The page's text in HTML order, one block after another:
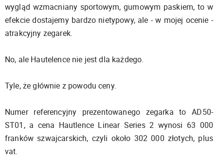
wygląd wzmacniany sportowym, gumowym paskiem, to w
efekcie dostajemy bardzo nietypowy, ale - w mojej ocenie -
atrakcyjny zegarek.
No, ale Hautelence nie jest dla każdego.
Tyle, że głównie z powodu ceny.
Numer referencyjny prezentowanego zegarka to AD50-
ST01, a cena Hautlence Linear Series 2 wynosi 63 000
franków szwajcarskich, czyli około 302 000 złotych, plus
vat.